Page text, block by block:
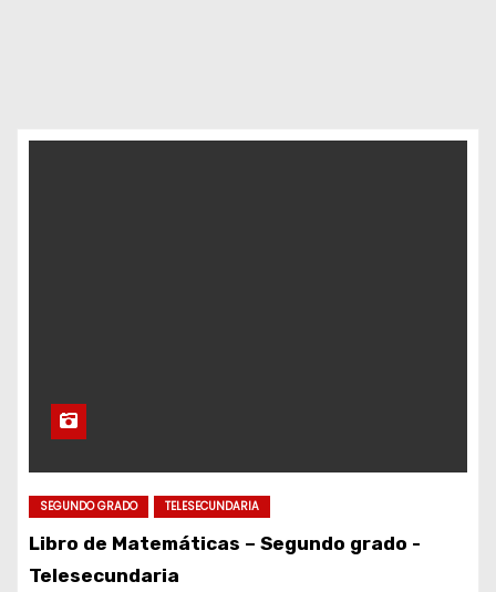
SEGUNDO GRADO TELESECUNDARIA
Libro de Matemáticas – Segundo grado -
Telesecundaria